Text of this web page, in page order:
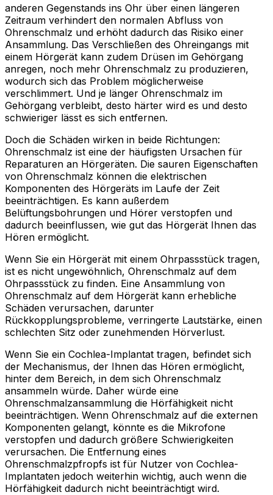
anderen Gegenstands ins Ohr über einen längeren
Zeitraum verhindert den normalen Abfluss von
Ohrenschmalz und erhöht dadurch das Risiko einer
Ansammlung. Das Verschließen des Ohreingangs mit
einem Hörgerät kann zudem Drüsen im Gehörgang
anregen, noch mehr Ohrenschmalz zu produzieren,
wodurch sich das Problem möglicherweise
verschlimmert. Und je länger Ohrenschmalz im
Gehörgang verbleibt, desto härter wird es und desto
schwieriger lässt es sich entfernen.
Doch die Schäden wirken in beide Richtungen:
Ohrenschmalz ist eine der häufigsten Ursachen für
Reparaturen an Hörgeräten. Die sauren Eigenschaften
von Ohrenschmalz können die elektrischen
Komponenten des Hörgeräts im Laufe der Zeit
beeinträchtigen. Es kann außerdem
Belüftungsbohrungen und Hörer verstopfen und
dadurch beeinflussen, wie gut das Hörgerät Ihnen das
Hören ermöglicht.
Wenn Sie ein Hörgerät mit einem Ohrpassstück tragen,
ist es nicht ungewöhnlich, Ohrenschmalz auf dem
Ohrpassstück zu finden. Eine Ansammlung von
Ohrenschmalz auf dem Hörgerät kann erhebliche
Schäden verursachen, darunter
Rückkopplungsprobleme, verringerte Lautstärke, einen
schlechten Sitz oder zunehmenden Hörverlust.
Wenn Sie ein Cochlea-Implantat tragen, befindet sich
der Mechanismus, der Ihnen das Hören ermöglicht,
hinter dem Bereich, in dem sich Ohrenschmalz
ansammeln würde. Daher würde eine
Ohrenschmalzansammlung die Hörfähigkeit nicht
beeinträchtigen. Wenn Ohrenschmalz auf die externen
Komponenten gelangt, könnte es die Mikrofone
verstopfen und dadurch größere Schwierigkeiten
verursachen. Die Entfernung eines
Ohrenschmalzpfropfs ist für Nutzer von Cochlea-
Implantaten jedoch weiterhin wichtig, auch wenn die
Hörfähigkeit dadurch nicht beeinträchtigt wird.